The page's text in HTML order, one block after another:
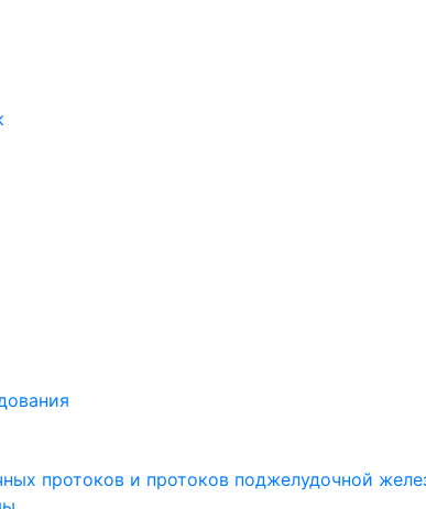
протоков и протоков поджелудочной